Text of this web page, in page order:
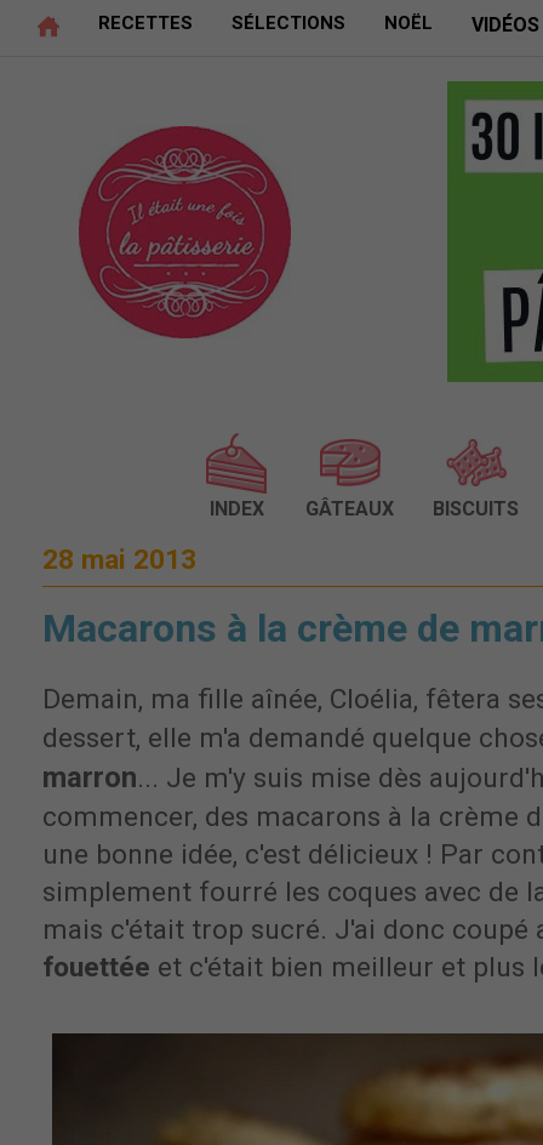
RECETTES SÉLECTIONS NOËL VIDÉOS
INDEX GÂTEAUX BISCUITS
28 mai 2013
Macarons à la crème de
Demain, ma fille aînée, Cloélia, fêtera
dessert, elle m'a demandé quelque
marron... Je m'y suis mise dès
commencer, des macarons à la crème
une bonne idée, c'est délicieux ! Par
simplement fourré les coques avec de
mais c'était trop sucré. J'ai donc coupé
fouettée et c'était bien meilleur et plus